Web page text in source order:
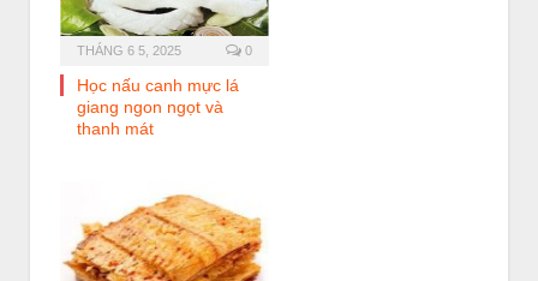
THÁNG 6 5, 2025 0
Học nấu canh mực lá
giang ngon ngọt và
thanh mát